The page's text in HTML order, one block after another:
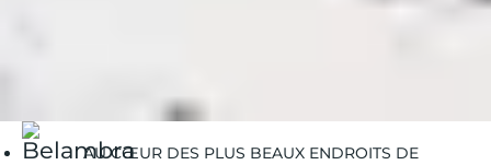
AU CŒUR DES PLUS BEAUX ENDROITS DE